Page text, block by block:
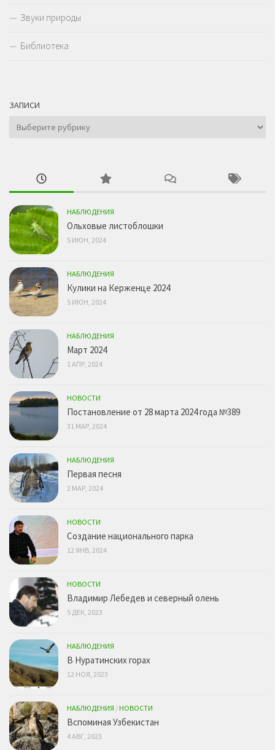
Звуки природы
Библиотека
ЗАПИСИ
Записи
НАБЛЮДЕНИЯ
Ольховые листоблошки
5 ИЮН, 2024
НАБЛЮДЕНИЯ
Кулики на Керженце 2024
5 ИЮН, 2024
НАБЛЮДЕНИЯ
Март 2024
1 АПР, 2024
НОВОСТИ
Постановление от 28 марта 2024 года №389
31 МАР, 2024
НАБЛЮДЕНИЯ
Первая песня
2 МАР, 2024
НОВОСТИ
Создание национального парка
12 ЯНВ, 2024
НОВОСТИ
Владимир Лебедев и северный олень
5 ДЕК, 2023
НАБЛЮДЕНИЯ
В Нуратинских горах
12 НОЯ, 2023
НАБЛЮДЕНИЯ /НОВОСТИ
Вспоминая Узбекистан
4 АВГ, 2023